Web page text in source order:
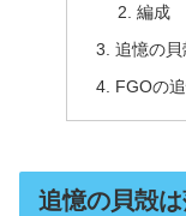
編成
追憶の
FGOの
追憶の貝殻